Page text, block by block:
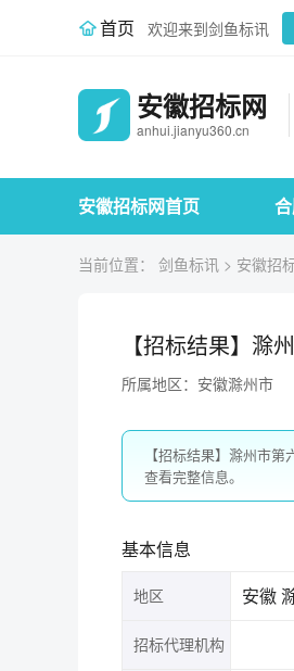
首页 欢迎来到剑鱼标讯
安徽招标网
anhui.jianyu360.cn
安徽招标网首页
当前位置： 剑鱼标讯 > 安徽招
【招标结果】滁
所属地区：安徽滁州市
【招标结果】滁州市
查看完整信息。
基本信息
地区 安徽
招标代理机构